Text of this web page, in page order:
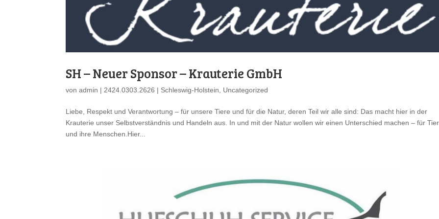
SH – Neuer Sponsor – Krauterie GmbH
vonadmin | 2424.0303.2626 | Schleswig-Holstein Uncategorized
Liebe, Respekt und Verantwortung – für unsere Tiere und für die Natur, deren Teil wir alle sind: Das macht hier in der
Krauterie unser Selbstverständnis und Handeln aus. In und mit der Natur wollen wir einen Unterschied machen – für
und ihre Menschen.Hier...